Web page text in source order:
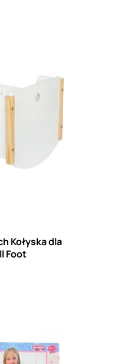
Kołyska dla
Foot